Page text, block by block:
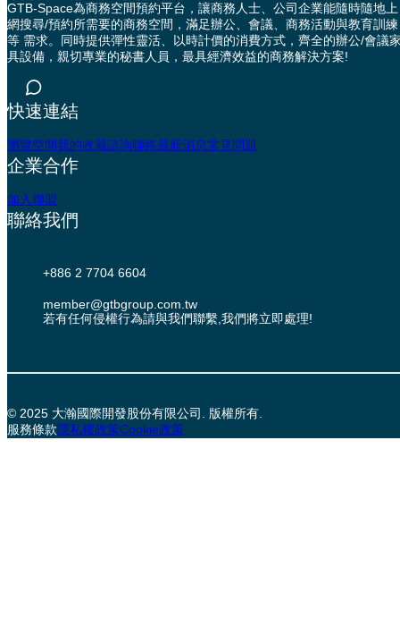
GTB-Space為商務空間預約平台，讓商務人士、公司企業能隨時隨地上
網搜尋/預約所需要的商務空間，滿足辦公、會議、商務活動與教育訓練
等 需求。同時提供彈性靈活、以時計價的消費方式，齊全的辦公/會議
具設備，親切專業的秘書人員，最具經濟效益的商務解決方案!
快速連結
瀏覽空間我的收藏諮詢聯絡最新消息常見問題
企業合作
加入聯盟
聯絡我們
+886 2 7704 6604
member@gtbgroup.com.tw
若有任何侵權行為請與我們聯繫,我們將立即處理!
© 2025 大瀚國際開發股份有限公司. 版權所有.
服務條款隱私權政策Cookie政策